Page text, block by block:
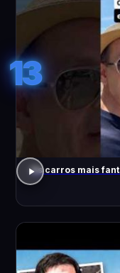
13
Os carros mais